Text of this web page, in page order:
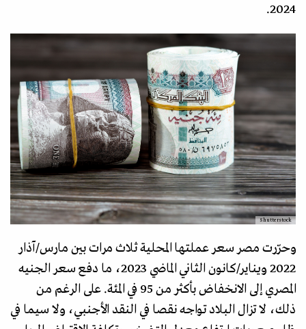
2024.
Shutterstock
وحرّرت مصر سعر عملتها المحلية ثلاث مرات بين مارس/آذار
2022 ويناير/كانون الثاني الماضي 2023، ما دفع سعر الجنيه
المصري إلى الانخفاض بأكثر من 95 في المئة. على الرغم من
ذلك، لا تزال البلاد تواجه نقصا في النقد الأجنبي، ولا سيما في